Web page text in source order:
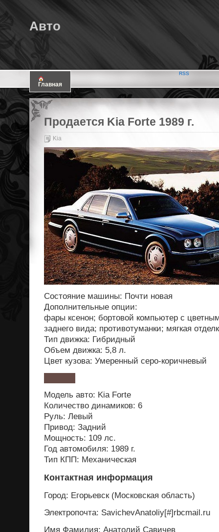
Авто
RSS
Главная
Продается Kia Forte 1989 г.
Kia
Состояние машины: Почти новая
Дополнительные опции:
фары ксенон; бортовой компьютер с
заднего вида; противотуманки; мягкая
Тип движка: Гибридный
Объем движка: 5,8 л.
Цвет кузова: Умеренный серо-коричневый
Модель авто: Kia Forte
Количество динамиков: 6
Руль: Левый
Привод: Задний
Мощность: 109 лс.
Год автомобиля: 1989 г.
Тип КПП: Механическая
Контактная информация
Город: Егорьевск (Московская область)
Электропочта: SavichevAnatoliy[#]rbcmail.ru
Имя Фамилия: Анатолий Савичев